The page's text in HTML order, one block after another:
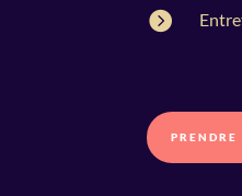

PRENDRE